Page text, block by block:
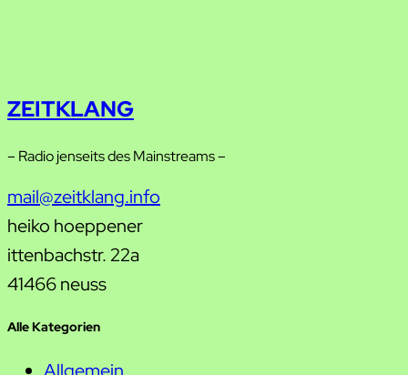
ZEITKLANG
– Radio jenseits des Mainstreams –
mail@zeitklang.info
heiko hoeppener
ittenbachstr. 22a
41466 neuss
Alle Kategorien